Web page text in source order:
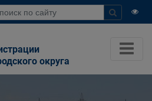
округа